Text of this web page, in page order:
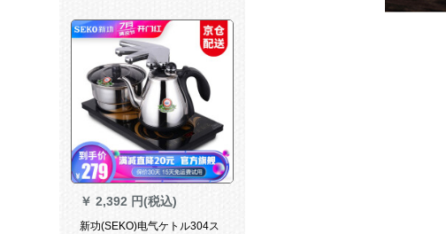
￥ 2,392 円(税込)
新功(SEKO)电气ケトル304ス